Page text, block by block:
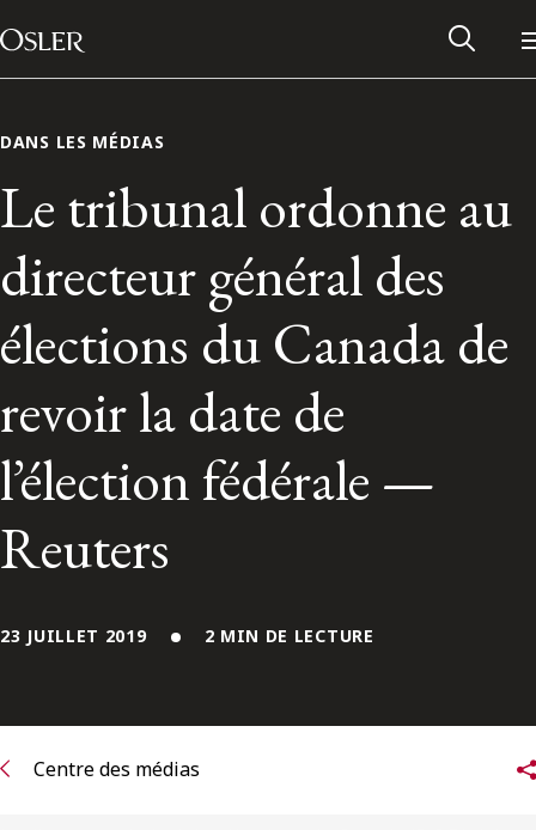
Passer au contenu
Main Navigation
Contactez-nous
ENGLISH
S’abonner aux articles Osler
DANS LES MÉDIAS
Le tribunal ordonne au
directeur général des
élections du Canada de
revoir la date de
l’élection fédérale —
Reuters
23 JUILLET 2019 2 MIN DE LECTURE
Centre des médias